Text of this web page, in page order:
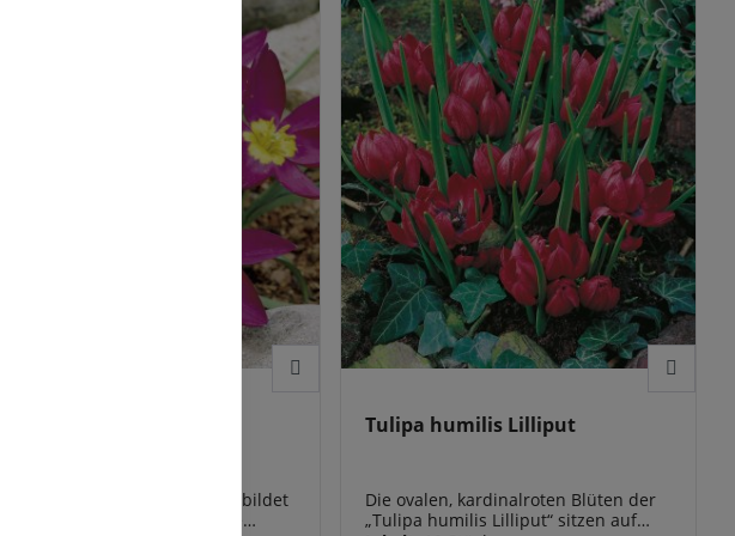
magische Farbkontraste in Ihren
Wonder“ wird Sie nach ihrer ersten
Blüte, bei optimalem Standort und
optimaler Pflege, noch viele weitere
und erreicht eine Höhe von ca. 30 cm.
Diese Tulpensorte ist im Beet und
Steingarten ebenso zu verwenden,
wie in Töpfen oder auf
Blumenwiesen. „whittallii“ wird Sie
nach ihrer ersten Blüte, bei
optimalem Standort und optimaler
Pflege, noch viele weitere Jahre
erfreuen. Sie ist für eine
Verwilderung geeignet!
Die „Tulipa humilis Odalisque“ bildet
Tulipa humilis Lilliput
Die ovalen, kardinalroten Blüten der
„Tulipa humilis Lilliput“ sitzen auf